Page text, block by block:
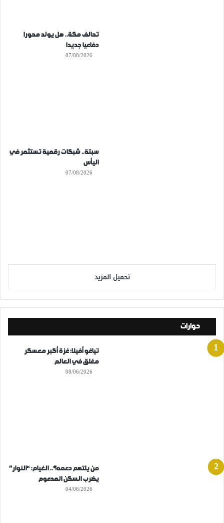
تحالف مكة.. هل يولد محورا
دفاعيا جديدا
07/08/2026
سبتة.. شبكات رقمية تستثمر في
اليأس
07/08/2026
تحميل المزيد
حوارات
تياغو أفيلا: غزة أكبر معسكر
مغلق في العالم
08/06/2026
من يلتهم دعمه؟.. الغيام: “النوار”
يضرب السكن المدعوم
04/06/2026